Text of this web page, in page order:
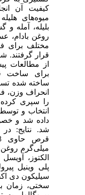
کیفیت آن
میوه‌های هلیله
بلیله، آمله و
روغن بادام، عسل
مختلف برای
قرار گرفتند.
از مطالعات پیش
برای ساخت
ساخته شده
انحراف وزن،
را سپری کرده و
انتخاب و توسط
داده شد و
شد. نتایج: در
سیلیکون دی
سختی، زمان